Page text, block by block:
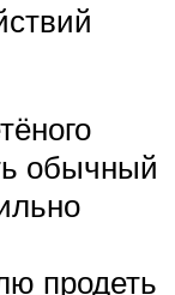
обычный
продеть